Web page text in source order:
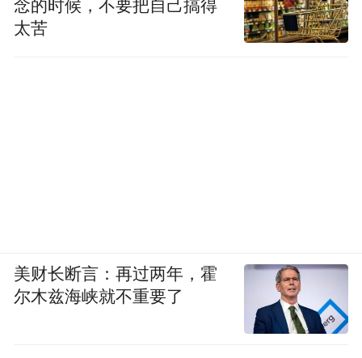
念的时候，不要把自己搞得
太苦
美财长断言：再过两年，霍
尔木兹海峡就不重要了